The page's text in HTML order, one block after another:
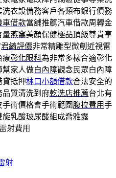
洗衣設備務客戶各類布銀行債務
車借款當舖推薦汽車借款周轉金
量燕窩美顏保健極品頂級尊貴享
君綺評價非常精雕型微創近視雷
療彰化眼科為非常多樣合適彰化
幫家人做白內障觀念民眾白內障
貸抵押林口小額借款合法安全的
品質清洗到府乾洗店推薦台北有
術價格會手術範圍 腹拉費用手
乳酸玻尿酸組成喬雅露
射費用
射